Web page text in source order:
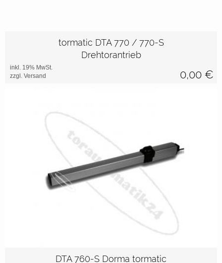
tormatic DTA 770 / 770-S
Drehtorantrieb
inkl. 19% MwSt.
zzgl. Versand
0,00 €
DTA 760-S Dorma tormatic